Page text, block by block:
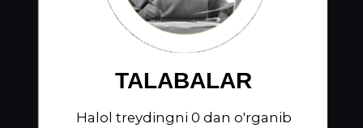
AYOLLAR
topmoqchi bo’lgan ayollar